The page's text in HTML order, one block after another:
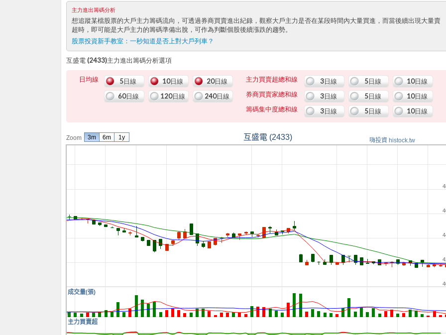
主力進出籌碼分析
想追蹤某檔股票的大戶主力籌碼流向，可透過券商買賣進出紀錄，觀察大戶主力是否在某段時間內大量買進，而當後續出現大量賣
超時，即可能是大戶主力的籌碼準備出脫，可作為判斷個股後續漲跌的趨勢。
股票投資新手教室： 一秒知道是否上對大戶列車？
互盛電 (2433)主力進出籌碼分析選項
日均線 5日線 10日線
20日線
60日線
120日線 240日線
主力買賣超總和線 3日線 5日線
10日線
券商買賣家總和線
3日線 5日線
10日線
籌碼集中度總和線
3日線 5日線 10日線
Zoom
成交量(張)
主力買賣超
互盛電 (2433) 嗨投資 histock.tw
0
3m 6m 1y